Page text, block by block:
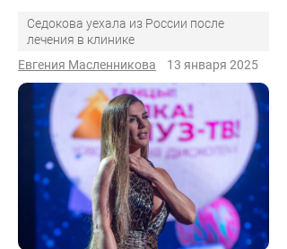
Седокова уехала из России после
лечения в клинике
Евгения Масленникова
13 января 2025